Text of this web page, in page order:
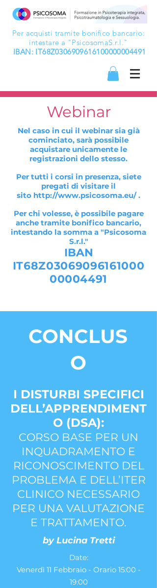
Per acquisti tramite bonifico bancario:
intestare a "PsicosomaS.r.l."
IBAN: IT68Z0306909616100000004491
Webinar
Nel caso in cui il webinar sia già
cominciato, sarà possibile
acquistare unicamente le
registrazioni dello stesso.
Per tutti i corsi in presenza, siete
pregati di visitare il
sito http://www.psicosoma.eu/.
Per chi volesse, è possibile pagare
anche tramite bonifico bancario,
intestando la somma a "Psicosoma
S.r.l."
IBAN
IT68Z03069096161000
00004491
CONCLUS
O
I DISTURBI SPECIFICI
DELL’APPRENDIMENT
O (DSA):
CORSO BASE PER UN
INQUADRAMENTO E
RICONOSCIMENTO DEL
PROBLEMA E DELL’ITER
CLINICO NECESSARIO
PER UNA VALUTAZIONE
E TRATTAMENTO.
by Lucina Tretti
Date:
Venerdì 11 Febbraio - Orario 15:00 -
19:00